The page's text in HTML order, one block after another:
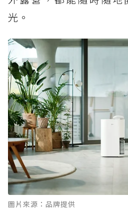
光。
圖片來源：品牌提供